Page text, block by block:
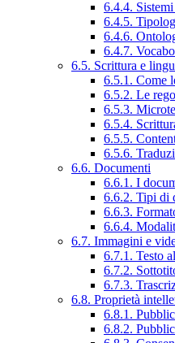
6.4.4.
6.4.5.
6.4.6.
6.4.7.
6.5. Scrittura e
6.5.1. Come
6.5.2. Le
6.5.3.
6.5.4.
6.5.5.
6.5.6.
6.6. Documenti
6.6.1. I
6.6.2. Tipi di
6.6.3.
6.6.4.
6.7. Immagini e
6.7.1. Testo
6.7.2.
6.7.3.
6.8. Proprietà
6.8.1.
6.8.2.